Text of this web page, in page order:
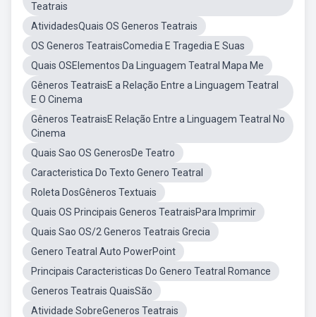
Teatrais
AtividadesQuais OS Generos Teatrais
OS Generos TeatraisComedia E Tragedia E Suas
Quais OSElementos Da Linguagem Teatral Mapa Me
Gêneros TeatraisE a Relação Entre a Linguagem Teatral
E O Cinema
Gêneros TeatraisE Relação Entre a Linguagem Teatral No
Cinema
Quais Sao OS GenerosDe Teatro
Caracteristica Do Texto Genero Teatral
Roleta DosGêneros Textuais
Quais OS Principais Generos TeatraisPara Imprimir
Quais Sao OS/2 Generos Teatrais Grecia
Genero Teatral Auto PowerPoint
Principais Caracteristicas Do Genero Teatral Romance
Generos Teatrais QuaisSão
Atividade SobreGeneros Teatrais